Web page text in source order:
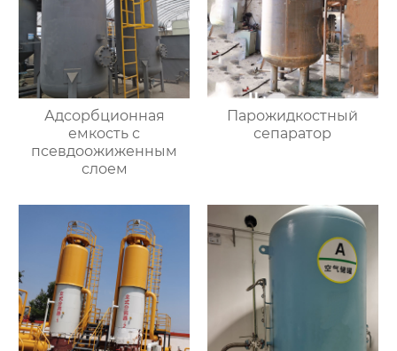
Адсорбционная
емкость с
псевдоожиженным
слоем
Парожидкостный
сепаратор